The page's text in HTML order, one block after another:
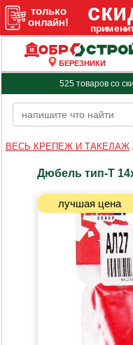
БЕРЕЗНИКИ
525 товаров со
ВЕСЬ КРЕПЕЖ И ТАКЕЛАЖ
Дюбель тип-Т